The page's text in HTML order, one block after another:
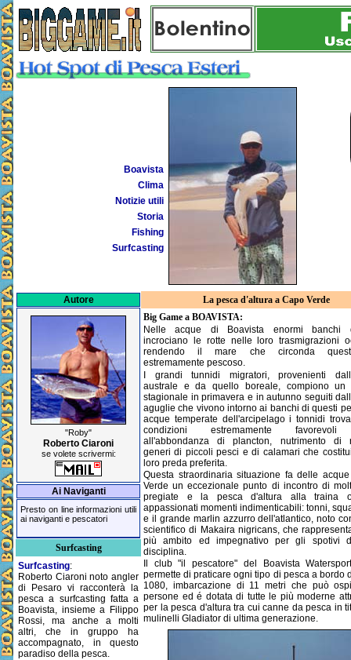
Storia
Notizie utili
Clima
Boavista
Surfcasting
Fishing
Autore
"Roby"
Roberto Ciaroni
se volete scrivermi:
Ai Naviganti
Presto on line informazioni utili
ai naviganti e pescatori
Surfcasting
Surfcasting:
Roberto Ciaroni noto angler
di Pesaro vi racconterà la
pesca a surfcasting fatta a
Boavista, insieme a Filippo
Rossi, ma anche a molti
altri, che in gruppo ha
accompagnato, in questo
paradiso della pesca.
La pesca d'altura a Capo Verde
Big Game a BOAVISTA:
Nelle acque di Boavista enormi banchi
incrociano le rotte nelle loro trasmigrazioni
rendendo il mare che circonda
estremamente pescoso.
I grandi tunnidi migratori, provenienti
australe e da quello boreale, compiono un
stagionale in primavera e in autunno seguiti
aguglie che vivono intorno ai banchi di questi
acque temperate dell'arcipelago i tonnidi
condizioni estremamente favorevoli
all'abbondanza di plancton, nutrimento di
generi di piccoli pesci e di calamari che
loro preda preferita.
Questa straordinaria situazione fa delle
Verde un eccezionale punto di incontro di
pregiate e la pesca d'altura alla traina
appassionati momenti indimenticabili: tonni,
e il grande marlin azzurro dell'atlantico, noto
scientifico di Makaira nigricans, che
più ambito ed impegnativo per gli spotivi
disciplina.
Il club "il pescatore" del Boavista
permette di praticare ogni tipo di pesca a bordo
1080, imbarcazione di 11 metri che può
persone ed é dotata di tutte le più moderne
per la pesca d'altura tra cui canne da pesca in
mulinelli Gladiator di ultima generazione.